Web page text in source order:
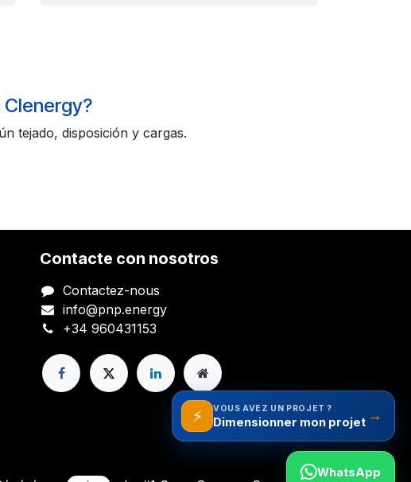
tejado, disposición y cargas.
Contacte con nosotros
Contactez-nous
info@pnp.energy
+34 960431153
⚡ VOUS AVEZ UN PROJET ? →
WhatsApp